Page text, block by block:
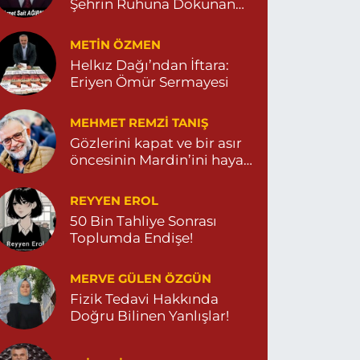
Mahalle, 3086.Sokak No:4 3 Ömerli Mardin
0 (482) 541 31 21 Yol Tarifi Al
Şehrin Ruhuna Dokunan
METIN ÖZMEN
Helkız Dağı’ndan İftara:
Eriyen Ömür Sermayesi
MEHMET REMZI TANIŞ
Gözlerini kapat ve bir asır
öncesinin Mardin’ini hayal
REYYEN EROL
50 Bin Tahliye Sonrası
Toplumda Endişe!
MERVE GÜLEN ÖZGÜN
Fizik Tedavi Hakkında
Doğru Bilinen Yanlışlar!